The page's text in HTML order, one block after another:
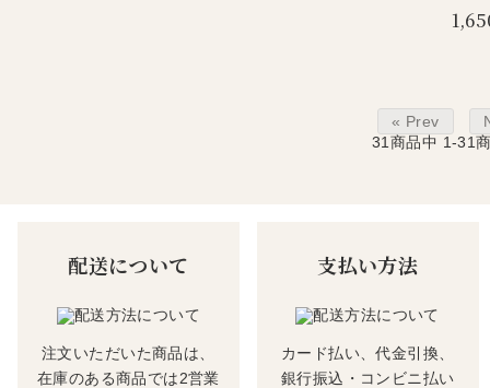
« Prev
31 商品中 1-31
配送について
注文いただいた商品は、
在庫のある商品では2営業
支払い方法
カード払い、代金引換、
銀行振込・コンビニ払い